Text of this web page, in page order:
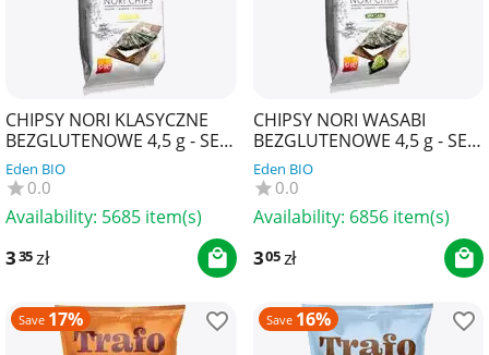
CHIPSY NORI KLASYCZNE
BEZGLUTENOWE 4,5 g - SEN
SOY
Eden BIO
0.0
Availability: 5685 item(s)
335zł
CHIPSY NORI WASABI
BEZGLUTENOWE 4,5 g - SEN
SOY
Eden BIO
0.0
Availability: 6856 item(s)
305zł
Save 17% Save 16%